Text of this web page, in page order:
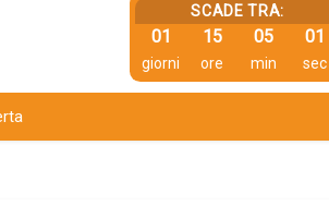
SCADE TRA:
01
giorni
15
ore
05
min
00
sec